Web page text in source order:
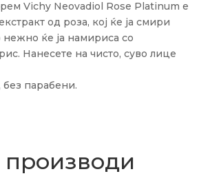
Vichy Neovadiol Rose Platinum е
од роза, кој ќе ја смири
нежно ќе ја намириса со
Нанесете на чисто, суво лице
парабени.